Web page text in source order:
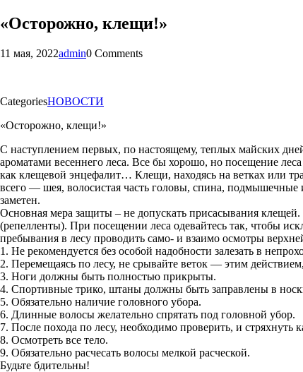
«Осторожно, клещи!»
11 мая, 2022admin0 Comments
CategoriesНОВОСТИ
«Осторожно, клещи!»
С наступлением первых, по настоящему, теплых майских
ароматами весеннего леса. Все бы хорошо, но посещение
как клещевой энцефалит… Клещи, находясь на ветках или
всего — шея, волосистая часть головы, спина, подмышечные
заметен.
Основная мера защиты – не допускать присасывания
(репелленты). При посещении леса одевайтесь так, чтобы
пребывания в лесу проводить само- и взаимо осмотры
1. Не рекомендуется без особой надобности залезать в
2. Перемещаясь по лесу, не срывайте веток — этим
3. Ноги должны быть полностью прикрыты.
4. Спортивные трико, штаны должны быть заправлены в
5. Обязательно наличие головного убора.
6. Длинные волосы желательно спрятать под головной убор.
7. После похода по лесу, необходимо проверить, и
8. Осмотреть все тело.
9. Обязательно расчесать волосы мелкой расческой.
Будьте бдительны!